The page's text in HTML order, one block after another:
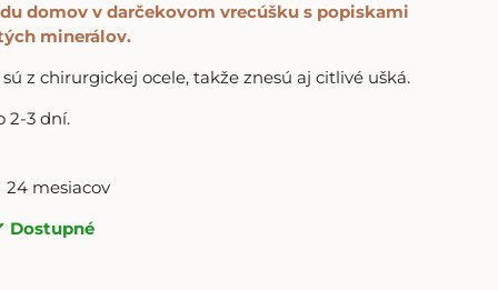
domov v darčekovom vrecúšku s popiskami
minerálov.
z chirurgickej ocele, takže znesú aj citlivé ušká.
2-3 dní.
24 mesiacov
Dostupné